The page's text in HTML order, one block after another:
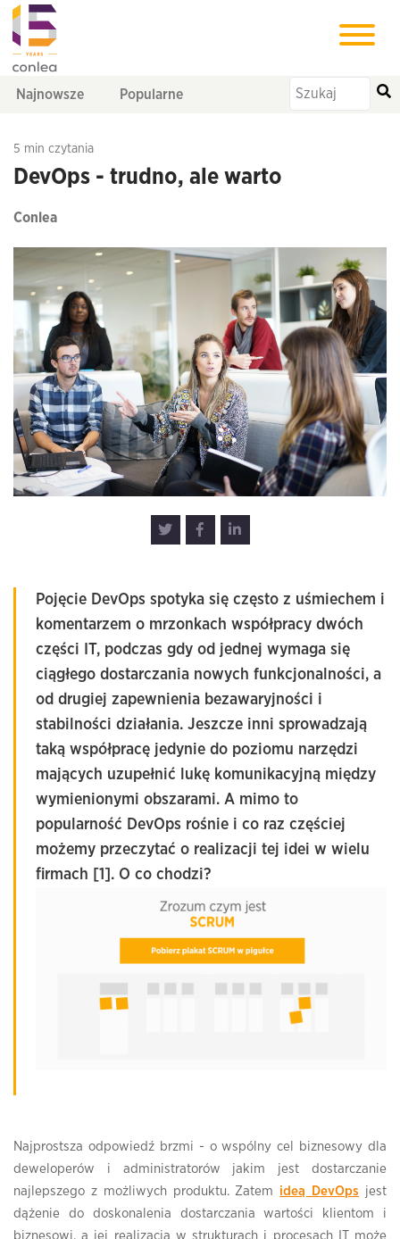
Najnowsze Popularne
5 min czytania
DevOps - trudno, ale warto
Conlea
Pojęcie DevOps spotyka się często z uśmiechem i
komentarzem o mrzonkach współpracy dwóch
części IT, podczas gdy od jednej wymaga się
ciągłego dostarczania nowych funkcjonalności, a
od drugiej zapewnienia bezawaryjności i
stabilności działania. Jeszcze inni sprowadzają
taką współpracę jedynie do poziomu narzędzi
mających uzupełnić lukę komunikacyjną między
wymienionymi obszarami. A mimo to
popularność DevOps rośnie i co raz częściej
możemy przeczytać o realizacji tej idei w wielu
firmach [1]. O co chodzi?
Najprostsza odpowiedź brzmi - o wspólny cel biznesowy dla
deweloperów i administratorów jakim jest dostarczanie
najlepszego z możliwych produktu. Zatem ideą DevOps jest
dążenie do doskonalenia dostarczania wartości klientom i
biznesowi, a jej realizacja w strukturach i procesach IT może